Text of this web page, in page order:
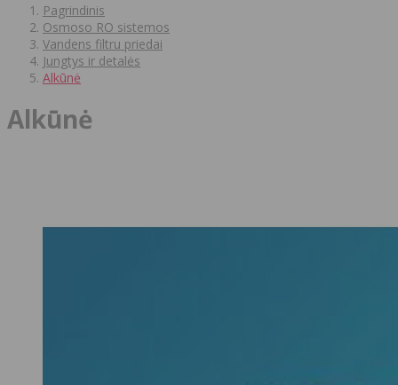
Pagrindinis
Osmoso RO sistemos
Vandens filtru priedai
Jungtys ir detalės
Alkūnė
Alkūnė